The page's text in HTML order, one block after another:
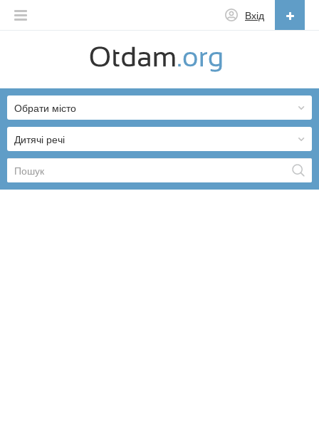
Вхід
English
Русский
Українська
Дитячі речі
Обрати місто